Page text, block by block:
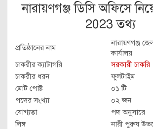
নারায়ণগঞ্জ ডিসি অফিসে
2023 তথ্য
প্রতিষ্ঠানের নাম
নারায়ণগঞ্জ
কার্যালয়
চাকরীর ক্যাটাগরি
সরকারী চাকরি
চাকরীর ধরন
ফুলটাইম
মোট পোষ্ট
০১ টি
পদের সংখ্যা
০২ জন
যোগ্যতা
পদ অনুসারে
লিঙ্গ
নারী পুরুষ